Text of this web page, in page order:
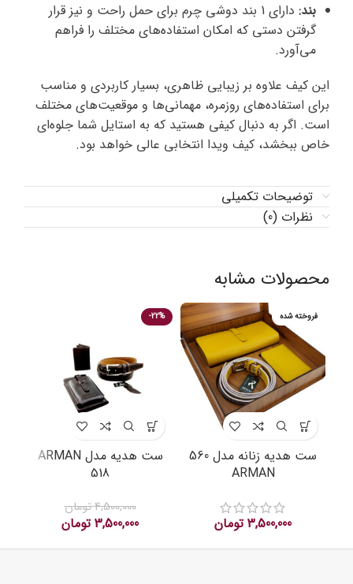
بند:
دارای 1 بند دوشی چرم برای حمل راحت و نیز قرار
گرفتن دستی که امکان استفاده‌های مختلف را فراهم
می‌آورد.
این کیف علاوه بر زیبایی ظاهری، بسیار کاربردی و مناسب
برای استفاده‌های روزمره، مهمانی‌ها و موقعیت‌های مختلف
است. اگر به دنبال کیفی هستید که به استایل شما جلوه‌ای
خاص ببخشد، کیف ویدا انتخابی عالی خواهد بود.
توضیحات تکمیلی
نظرات (0)
محصولات مشابه
فروخته شده
ست هدیه زنانه مدل 560
ARMAN
3,500,000 تومان
-22%
ست هدیه مدل ARMAN
518
4,500,000تومان
3,500,000 تومان